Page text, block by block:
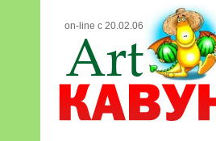
on-line с 20.02.06